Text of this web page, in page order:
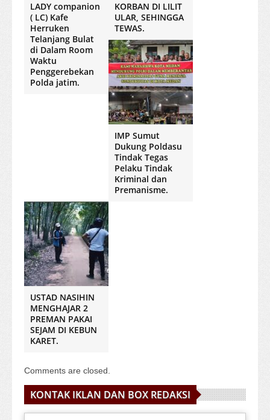
LADY companion
( LC) Kafe
Herruken
Telanjang Bulat
di Dalam Room
Waktu
Penggerebekan
Polda jatim.
KORBAN DI LILIT
ULAR, SEHINGGA
TEWAS.
IMP Sumut
Dukung Poldasu
Tindak Tegas
Pelaku Tindak
Kriminal dan
Premanisme.
USTAD NASIHIN
MENGHAJAR 2
PREMAN PAKAI
SEJAM DI KEBUN
KARET.
Comments are closed.
KONTAK IKLAN DAN BOX REDAKSI